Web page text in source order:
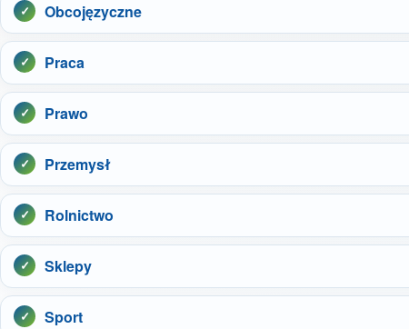
Obcojęzyczne
Praca
Prawo
Przemysł
Rolnictwo
Sklepy
Sport